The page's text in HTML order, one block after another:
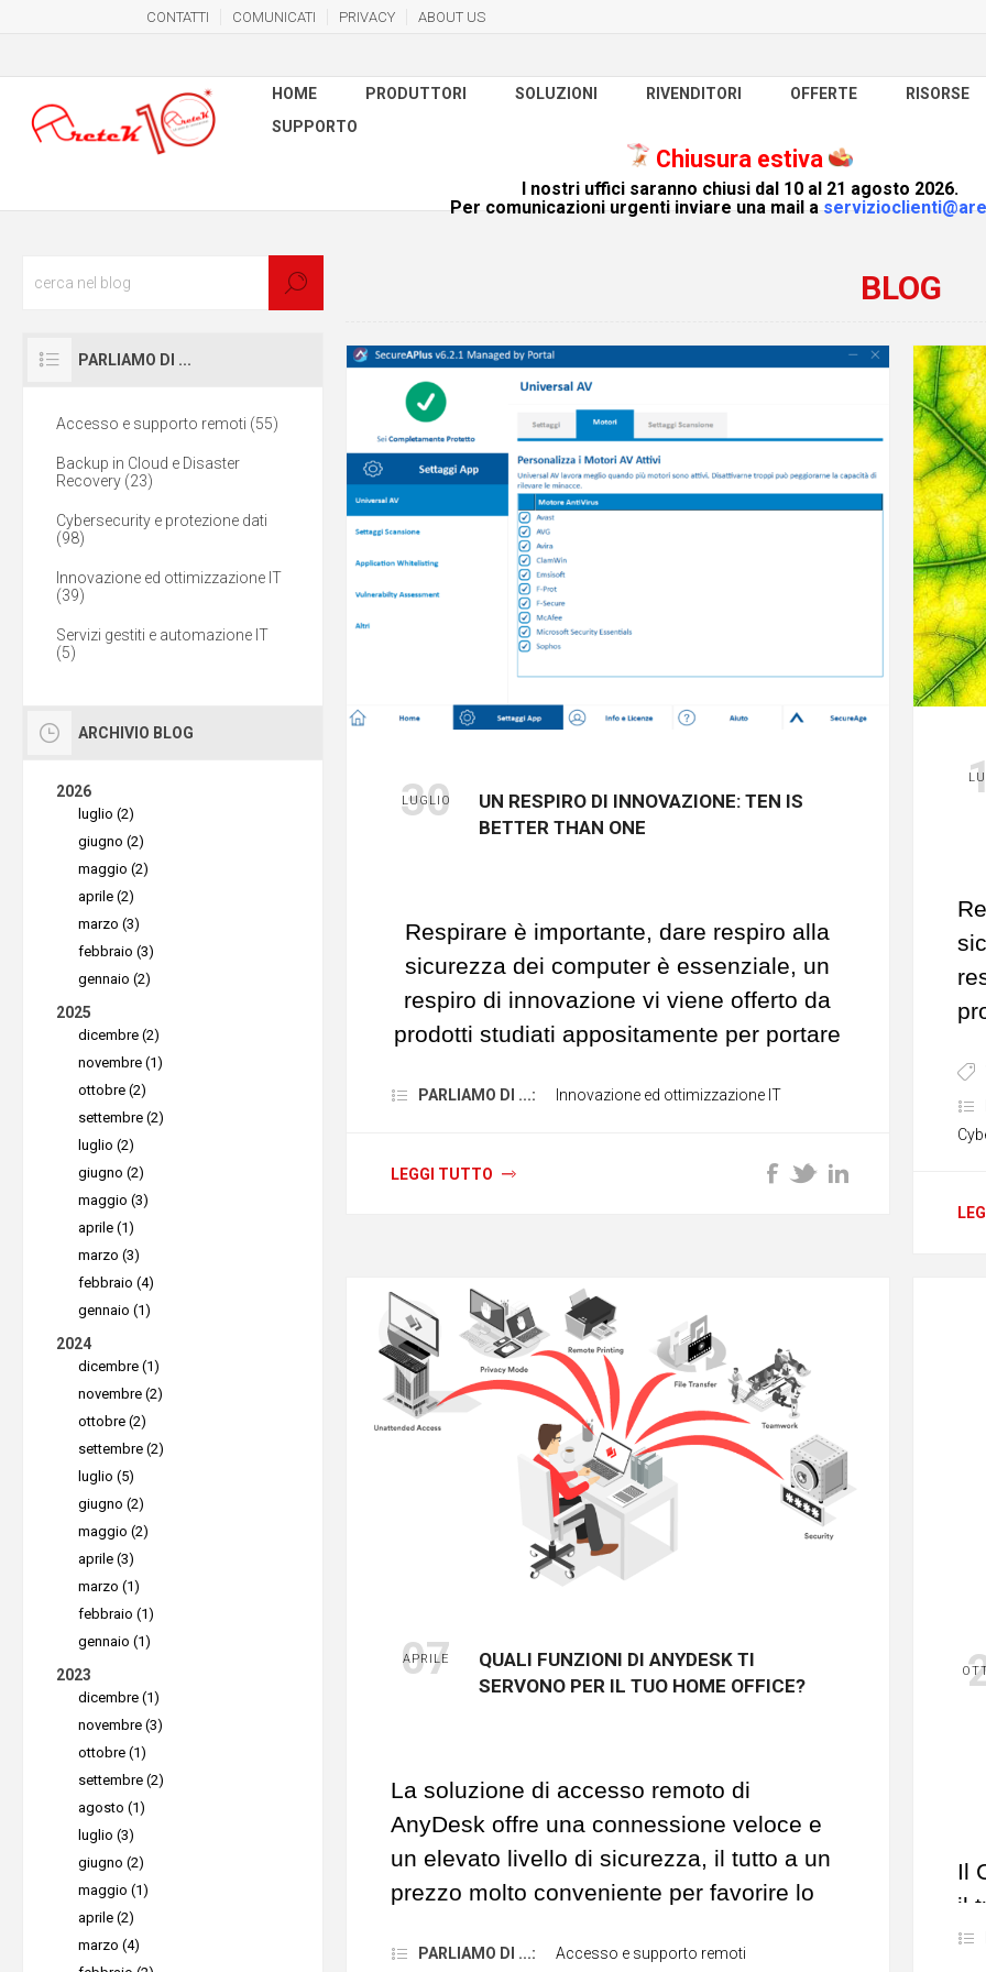
CONTATTI COMUNICATI PRIVACY ABOUT US
HOME PRODUTTORI SOLUZIONI RIVENDITORI OFFERTE RISORSE
SUPPORTO
Chiusura estiva
I nostri uffici saranno chiusi dal 10 al 21 agosto 2026.
Per comunicazioni urgenti inviare una mail a
BLOG
30
LUGLIO
UN RESPIRO DI INNOVAZIONE: TEN IS
BETTER THAN ONE
Respirare è importante, dare respiro alla
sicurezza dei computer è essenziale, un
respiro di innovazione vi viene offerto da
prodotti studiati appositamente per portare
dei vostri computer sopratutto in tempo di
Catturare una più ampia varietà di
minacce conosciute
più Motori Antivirus in Cloud
consente di catturare una
più ampia
varietà di minacce
conosciute.
cloud contribuisce ad aumentareil tasso di
rilevamento delle minacce note in modo
SecureAPlus è un prodotto antivirus
innovativo che è in grado
di offrire questo e molto altro.
PARLIAMO DI ...: Innovazione ed ottimizzazione IT
LEGGI TUTTO
07
APRILE
QUALI FUNZIONI DI ANYDESK TI
SERVONO PER IL TUO HOME OFFICE?
La soluzione di accesso remoto di
AnyDesk offre una connessione veloce e
un elevato livello di sicurezza, il tutto a un
prezzo molto conveniente per favorire lo
PARLIAMO DI ...: Accesso e supporto remoti
Il
il
PARLIAMO DI ...
Accesso e supporto remoti (55)
Backup in Cloud e Disaster
Recovery (23)
Cybersecurity e protezione dati
(98)
Innovazione ed ottimizzazione IT
(39)
Servizi gestiti e automazione IT
(5)
ARCHIVIO BLOG
2026
luglio (2)
giugno (2)
maggio (2)
aprile (2)
marzo (3)
febbraio (3)
gennaio (2)
2025
dicembre (2)
novembre (1)
ottobre (2)
settembre (2)
luglio (2)
giugno (2)
maggio (3)
aprile (1)
marzo (3)
febbraio (4)
gennaio (1)
2024
dicembre (1)
novembre (2)
ottobre (2)
settembre (2)
luglio (5)
giugno (2)
maggio (2)
aprile (3)
marzo (1)
febbraio (1)
gennaio (1)
2023
dicembre (1)
novembre (3)
ottobre (1)
settembre (2)
agosto (1)
luglio (3)
giugno (2)
maggio (1)
aprile (2)
marzo (4)